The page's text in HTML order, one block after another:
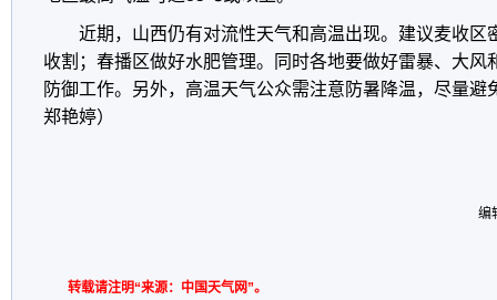
近期，山西仍有对流性天气和高温出现。建议麦收区
收割；春播区做好水肥管理。同时各地要做好雷暴、大风
防御工作。另外，高温天气公众需注意防暑降温，尽量避
郑艳婷）
编
转载请注明“来源：中国天气网”。